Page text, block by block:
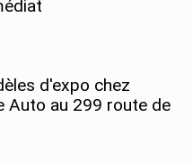
d'expo chez
Auto au 299 route de